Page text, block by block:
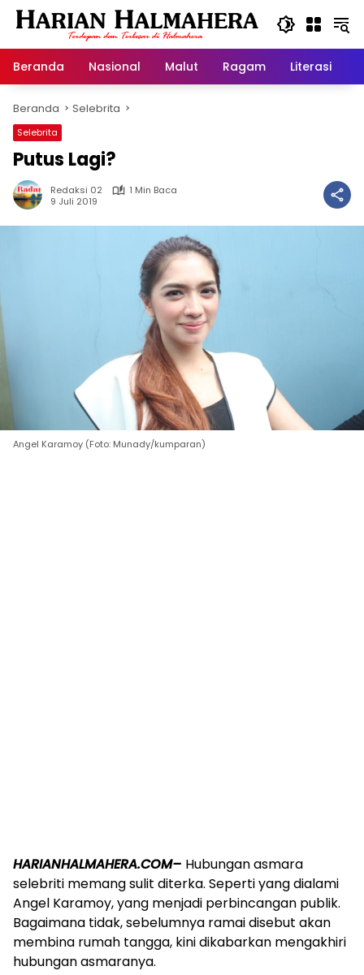
Langsung
Beranda
Nasional Malut Ragam Literasi
Beranda Selebrita
Selebrita
Putus Lagi?
Redaksi 02
1 Min Baca
9 Juli 2019
Angel Karamoy (Foto: Munady/kumparan)
HARIANHALMAHERA.COM– Hubungan asmara
selebriti memang sulit diterka. Seperti yang dialami
Angel Karamoy, yang menjadi perbincangan publik.
Bagaimana tidak, sebelumnya ramai disebut akan
membina rumah tangga, kini dikabarkan mengakhiri
hubungan asmaranya.